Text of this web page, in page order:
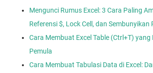
Mengunci Rumus Excel: 3 Cara Paling
Referensi $, Lock Cell, dan Sembunyikan
Cara Membuat Excel Table (Ctrl+T)
Pemula
Cara Membuat Tabulasi Data di Excel: